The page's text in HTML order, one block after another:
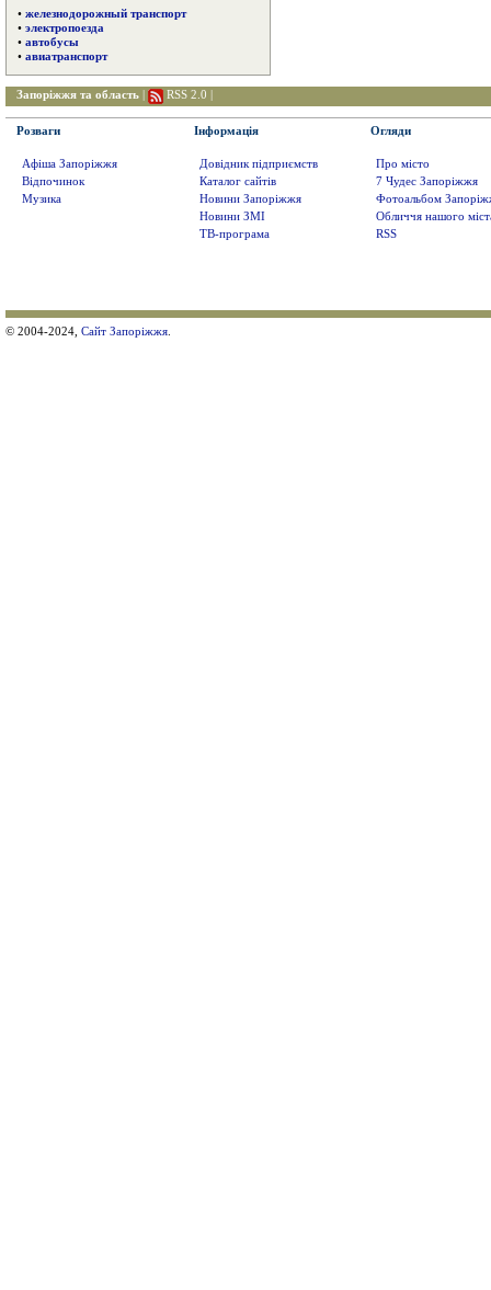
• железнодорожный транспорт
• электропоезда
• автобусы
• авиатранспорт
Запоріжжя та область RSS 2.0
Розваги
Афіша Запоріжжя
Відпочинок
Музика
Інформація
Довідник підприємств
Каталог сайтів
Новини Запоріжжя
Новини ЗМІ
ТВ-програма
Огляди
Про місто
7 Чудес Запоріжжя
Фотоальбом
Обличчя нашого
RSS
© 2004-2024, Сайт Запоріжжя